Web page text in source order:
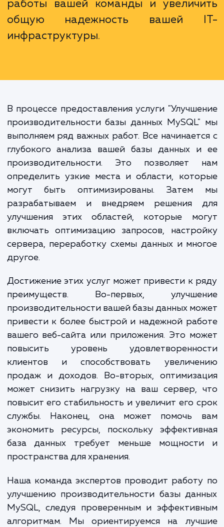
Оптимизация
базы данных MySQL – это не
клиентов, улучшить
работы вашей команды и
общую надежность вашей
инфраструктуры.
В процессе предоставления услуги
производительности базы данных
глубокого анализа вашей базы данных
производительности. Это позволяет
определить узкие места и области,
могут быть оптимизированы.
разрабатываем и внедряем решения
улучшения этих областей, которые
включать оптимизацию запросов,
сервера, переработку схемы данных и
другое.
Достижение этих услуг может привести к
преимуществ. Во-первых,
производительности вашей базы данных
вашего веб-сайта или приложения. Это
повысить уровень
клиентов и способствовать